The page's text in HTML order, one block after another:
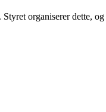
organiserer dette,